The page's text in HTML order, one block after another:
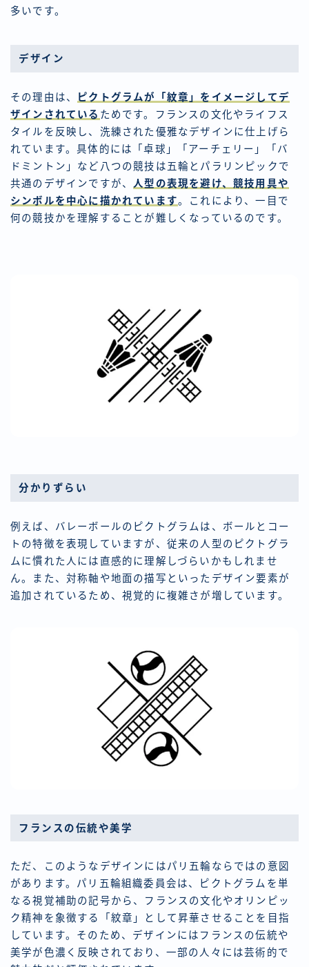
多いです。
デザイン
その理由は、
ピクトグラムが「紋章」をイメージしてデ
ザインされている ためです。フランスの文化やライフス
タイルを反映し、洗練された優雅なデザインに仕上げら
れています。具体的には「卓球」「アーチェリー」「バ
ドミントン」など八つの競技は五輪とパラリンピックで
共通のデザインですが、 人型の表現を避け、競技用具や
シンボルを中心に描かれています。これにより、一目で
何の競技かを理解することが難しくなっているのです。
分かりずらい
例えば、バレーボールのピクトグラムは、ボールとコー
トの特徴を表現していますが、従来の人型のピクトグラ
ムに慣れた人には直感的に理解しづらいかもしれませ
ん。また、対称軸や地面の描写といったデザイン要素が
追加されているため、視覚的に複雑さが増しています。
フランスの伝統や美学
ただ、このようなデザインにはパリ五輪ならではの意図
があります。パリ五輪組織委員会は、ピクトグラムを単
なる視覚補助の記号から、フランスの文化やオリンピッ
ク精神を象徴する「紋章」として昇華させることを目指
しています。そのため、デザインにはフランスの伝統や
美学が色濃く反映されており、一部の人々には芸術的で